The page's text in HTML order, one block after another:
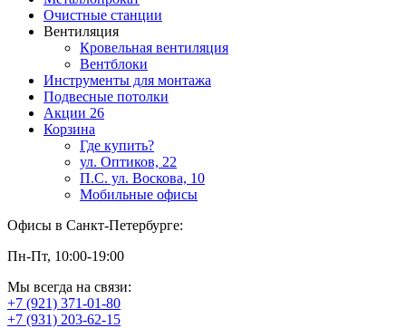
Очистные станции
Вентиляция
Кровельная вентиляция
Вентблоки
Инструменты для монтажа
Подвесные потолки
Акции 26
Корзина
Где купить?
ул. Оптиков, 22
П.С. ул. Воскова, 10
Мобильные офисы
Офисы в Санкт-Петербурге:
Пн-Пт, 10:00-19:00
Мы всегда на связи:
+7 (921) 371-01-80
+7 (931) 203-62-15